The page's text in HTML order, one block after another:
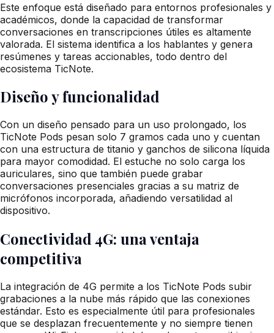
Este enfoque está diseñado para entornos profesionales y
académicos, donde la capacidad de transformar
conversaciones en transcripciones útiles es altamente
valorada. El sistema identifica a los hablantes y genera
resúmenes y tareas accionables, todo dentro del
ecosistema TicNote.
Diseño y funcionalidad
Con un diseño pensado para un uso prolongado, los
TicNote Pods pesan solo 7 gramos cada uno y cuentan
con una estructura de titanio y ganchos de silicona líquida
para mayor comodidad. El estuche no solo carga los
auriculares, sino que también puede grabar
conversaciones presenciales gracias a su matriz de
micrófonos incorporada, añadiendo versatilidad al
dispositivo.
Conectividad 4G: una ventaja
competitiva
La integración de 4G permite a los TicNote Pods subir
grabaciones a la nube más rápido que las conexiones
estándar. Esto es especialmente útil para profesionales
que se desplazan frecuentemente y no siempre tienen